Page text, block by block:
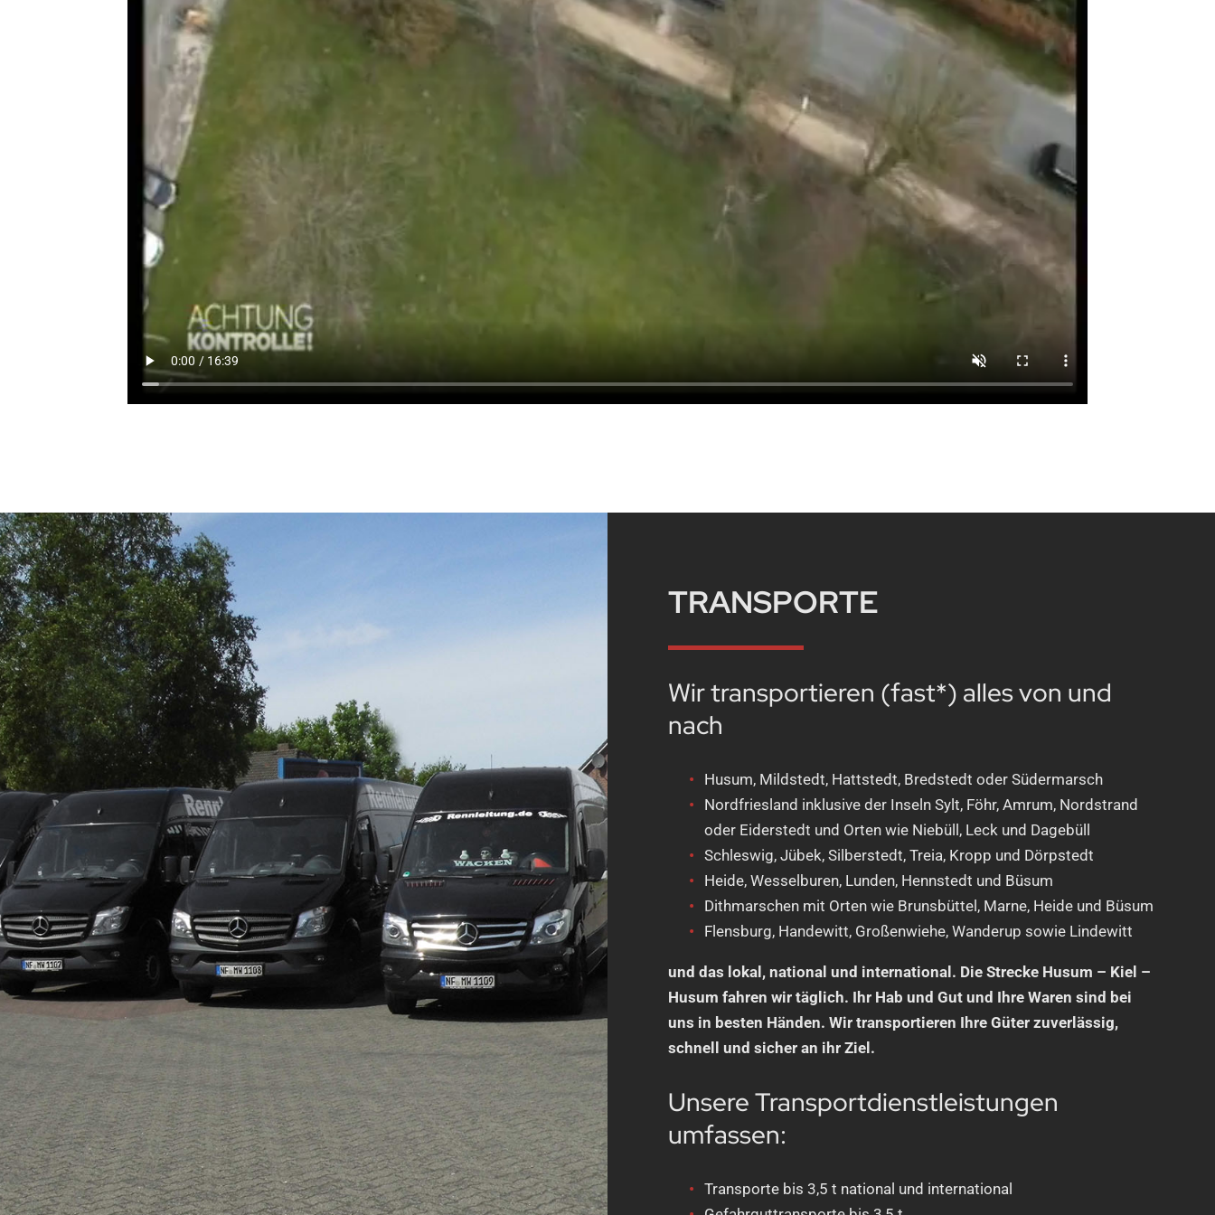
TRANSPORTE
Wir transportieren (fast*) alles von und
nach
Husum, Mildstedt, Hattstedt, Bredstedt oder Südermarsch
Nordfriesland inklusive der Inseln Sylt, Föhr, Amrum, Nordstrand
oder Eiderstedt und Orten wie Niebüll, Leck und Dagebüll
Schleswig, Jübek, Silberstedt, Treia, Kropp und Dörpstedt
Heide, Wesselburen, Lunden, Hennstedt und Büsum
Dithmarschen mit Orten wie Brunsbüttel, Marne, Heide und Büsum
Flensburg, Handewitt, Großenwiehe, Wanderup sowie Lindewitt
und das lokal, national und international. Die Strecke Husum – Kiel –
Husum fahren wir täglich. Ihr Hab und Gut und Ihre Waren sind bei
uns in besten Händen. Wir transportieren Ihre Güter zuverlässig,
schnell und sicher an ihr Ziel.
Unsere Transportdienstleistungen
umfassen:
Transporte bis 3,5 t national und international